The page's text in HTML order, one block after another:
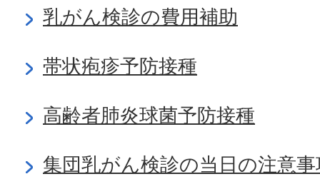
乳がん検診の費用補助
帯状疱疹予防接種
高齢者肺炎球菌予防接種
集団乳がん検診の当日の注意